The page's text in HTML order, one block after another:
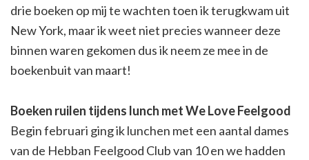
drie boeken op mij te wachten toen ik terugkwam uit
New York, maar ik weet niet precies wanneer deze
binnen waren gekomen dus ik neem ze mee in de
boekenbuit van maart!
Boeken ruilen tijdens lunch met We Love Feelgood
Begin februari ging ik lunchen met een aantal dames
van de Hebban Feelgood Club van 10 en we hadden